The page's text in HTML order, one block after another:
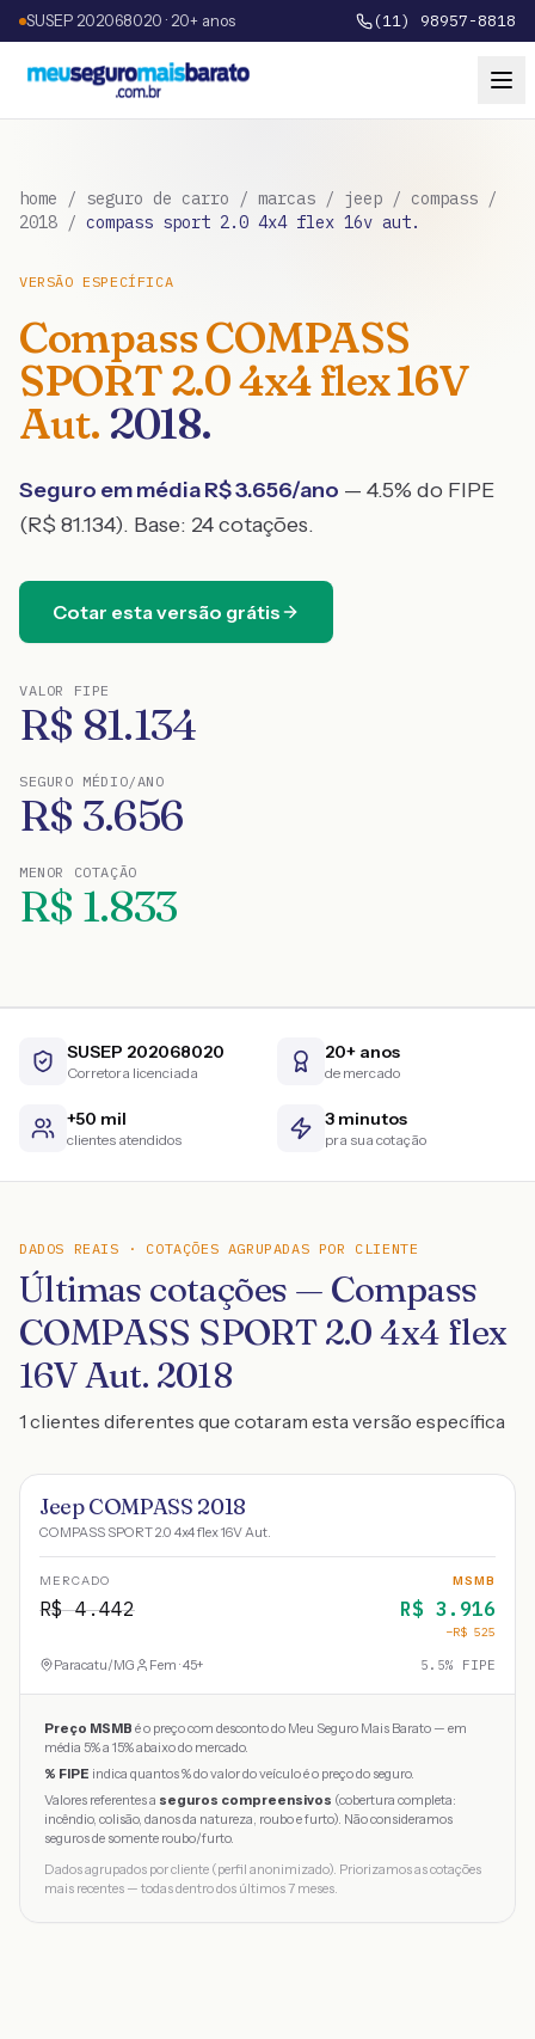
SUSEP 202068020 · 20+ anos (11) 98957-8818
home / seguro de carro / marcas / jeep / compass /
2018 / compass sport 2.0 4x4 flex 16v aut.
VERSÃO ESPECÍFICA
CompassCOMPASS
SPORT 2.0 4x4 flex 16V
Aut. 2018.
Seguro em média R$3.656/ano — 4.5% do FIPE
(R$ 81.134). Base: 24cotações.
Cotar esta versão grátis
VALOR FIPE
R$ 81.134
SEGURO MÉDIO/ANO
R$ 3.656
MENOR COTAÇÃO
R$ 1.833
SUSEP 202068020
Corretora licenciada
20+ anos
de mercado
+50 mil
clientes atendidos
3 minutos
pra sua cotação
DADOS REAIS · COTAÇÕES AGRUPADAS POR CLIENTE
Últimas cotações — Compass
COMPASS SPORT 2.0 4x4 flex
16V Aut. 2018
1 clientes diferentes que cotaram esta versão específica
Jeep COMPASS 2018
COMPASS SPORT 2.0 4x4 flex 16V Aut.
MERCADO
R$4.442
MSMB
R$ 3.916
−R$ 525
Paracatu/MG Fem · 45+ 5.5% FIPE
Preço MSMB é o preço com desconto do Meu Seguro Mais Barato — em
média 5% a 15% abaixo do mercado.
% FIPE indica quantos % do valor do veículo é o preço do seguro.
Valores referentes a seguros compreensivos (cobertura completa:
incêndio, colisão, danos da natureza, roubo e furto). Não consideramos
seguros de somente roubo/furto.
Dados agrupados por cliente (perfil anonimizado). Priorizamos as cotações
mais recentes — todas dentro dos últimos 7 meses.